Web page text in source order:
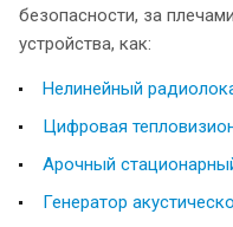
безопасности, за
устройства, как:
Нелинейный
Цифровая
Арочный
Генератор